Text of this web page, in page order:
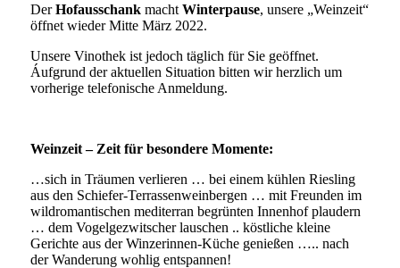
DerHofausschankmacht Winterpause, unsere „Weinzeit“
öffnet wieder Mitte März 2022.
Unsere Vinothek ist jedoch täglich für Sie geöffnet.
Áufgrund der aktuellen Situation bitten wir herzlich um
vorherige telefonische Anmeldung.
Weinzeit – Zeit für besondere Momente:
…sich in Träumen verlieren … bei einem kühlen Riesling
aus den Schiefer-Terrassenweinbergen … mit Freunden im
wildromantischen mediterran begrünten Innenhof plaudern
… dem Vogelgezwitscher lauschen .. köstliche kleine
Gerichte aus der Winzerinnen-Küche genießen ….. nach
der Wanderung wohlig entspannen!